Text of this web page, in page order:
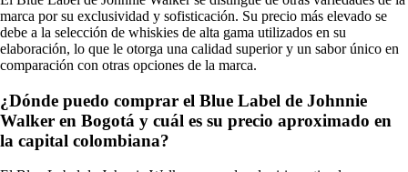
marca por su exclusividad y sofisticación. Su precio más elevado se
debe a la selección de whiskies de alta gama utilizados en su
elaboración, lo que le otorga una calidad superior y un sabor único en
comparación con otras opciones de la marca.
¿Dónde puedo comprar el Blue Label de Johnnie
Walker en Bogotá y cuál es su precio aproximado en
la capital colombiana?